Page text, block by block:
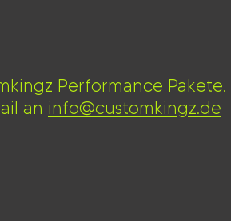
Performance Pakete.
an info@customkingz.de